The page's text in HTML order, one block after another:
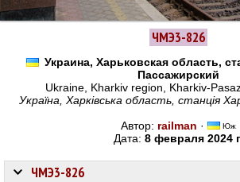
ЧМЭ3-826
Украина, Харьковская область,
Пассажирский
Ukraine, Kharkiv region, Kharkiv-
Україна, Харківська область, станція
Автор: railman · Юж
Дата: 8 февраля 2024
ЧМЭ3-826